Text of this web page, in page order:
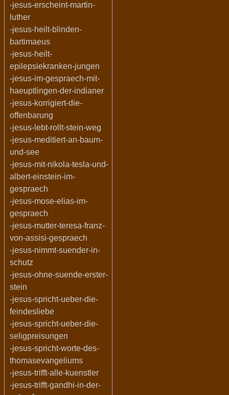
-jesus-erscheint-martin-
luther
-jesus-heilt-blinden-
bartimaeus
-jesus-heilt-
epilepsiekranken-jungen
-jesus-im-gespraech-mit-
haeuptlingen-der-indianer
-jesus-korrigiert-die-
offenbarung
-jesus-lebt-rollt-stein-weg
-jesus-meditiert-an-baum-
und-see
-jesus-mit-nikola-tesla-und-
albert-einstein-im-
gespraech
-jesus-mose-elias-im-
gespraech
-jesus-mutter-teresa-franz-
von-assisi-gespraech
-jesus-nimmt-suender-in-
schutz
-jesus-ohne-suende-erster-
stein
-jesus-spricht-ueber-die-
feindesliebe
-jesus-spricht-ueber-die-
seligpreisungen
-jesus-spricht-worte-des-
thomasevangeliums
-jesus-trifft-alle-kuenstler
-jesus-trifft-gandhi-in-der-